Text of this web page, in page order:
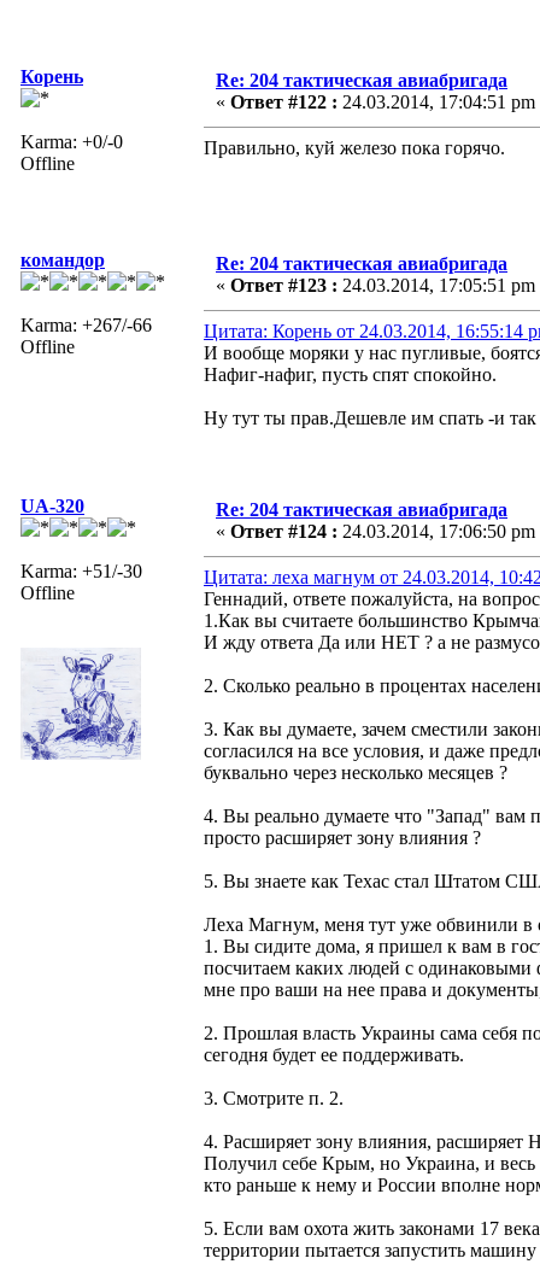
Корень
Karma: +0/-0
Offline
Re: 204 тактическая авиабригада
« Ответ #122 : 24.03.2014, 17:04:51 pm
Правильно, куй железо пока горячо.
командор
Karma: +267/-66
Offline
Re: 204 тактическая авиабригада
« Ответ #123 : 24.03.2014, 17:05:51 pm
Цитата: Корень от 24.03.2014, 16:55:14
И вообще моряки у нас пугливые,
Нафиг-нафиг, пусть спят спокойно.
Ну тут ты прав.Дешевле им спать -и
UA-320
Karma: +51/-30
Offline
Re: 204 тактическая авиабригада
« Ответ #124 : 24.03.2014, 17:06:50 pm
Цитата: леха магнум от 24.03.2014,
Геннадий, ответе пожалуйста, на
1.Как вы считаете большинство
И жду ответа Да или НЕТ ? а не
2. Сколько реально в процентах
3. Как вы думаете, зачем сместили
согласился на все условия, и даже
буквально через несколько месяцев ?
4. Вы реально думаете что "Запад" вам
просто расширяет зону влияния ?
5. Вы знаете как Техас стал Штатом
Леха Магнум, меня тут уже обвинили в
1. Вы сидите дома, я пришел к вам в
посчитаем каких людей с
мне про ваши на нее права и
2. Прошлая власть Украины сама себя
сегодня будет ее поддерживать.
3. Смотрите п. 2.
4. Расширяет зону влияния,
Получил себе Крым, но Украина, и
кто раньше к нему и России вполне
5. Если вам охота жить законами 17
территории пытается запустить